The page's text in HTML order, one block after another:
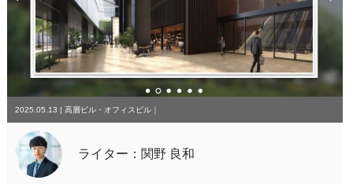
2025.05.13 | 高層ビル・オフィスビル｜
ライター：関野 良和